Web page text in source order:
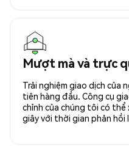
Mượt mà và trực
Trải nghiệm giao dịch của
tiên hàng đầu. Công cụ
chỉnh của chúng tôi có thể
giây với thời gian phản